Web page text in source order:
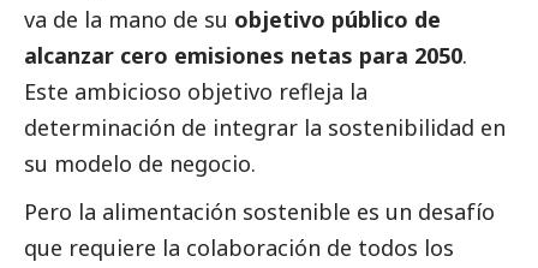
va de la mano de su objetivo público de
alcanzar cero emisiones netas para 2050.
Este ambicioso objetivo refleja la
determinación de integrar la sostenibilidad en
su modelo de negocio.
Pero la alimentación sostenible es un desafío
que requiere la colaboración de todos los